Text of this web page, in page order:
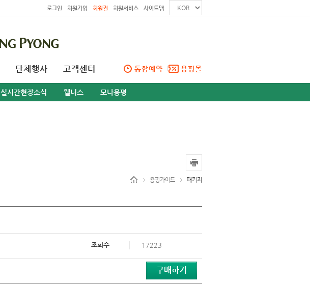
로그인 회원가입 회원권 회원서비스 사이트맵
실시간현장소식 웰니스 모나용평
단체행사 고객센터 통합예약 용평몰
용평가이드 패키지
조회수 17223
구매하기